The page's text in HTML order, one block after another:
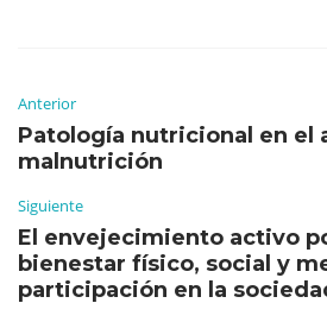
Anterior
Patología nutricional en el
malnutrición
Siguiente
El envejecimiento activo
bienestar físico, social y
participación en la